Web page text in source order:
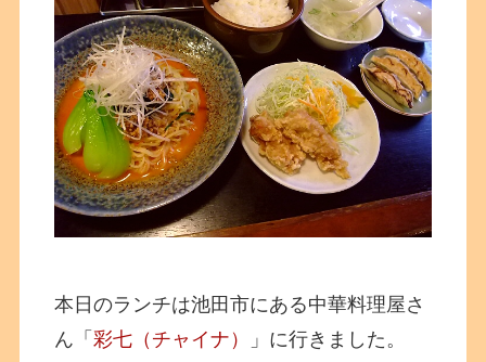
本日のランチは池田市にある中華料理屋さ
ん「彩七（チャイナ）
」に行きました。